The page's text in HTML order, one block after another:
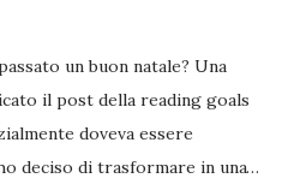
un buon natale? Una
il post della reading goals
doveva essere
deciso di trasformare in una